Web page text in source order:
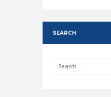
SEARCH